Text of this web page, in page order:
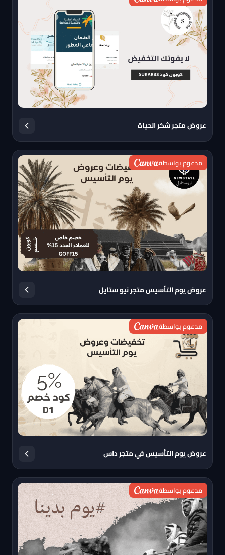
عروض متجر شكر الحياة
مدعوم بواسطة
عروض يوم التأسيس متجر نيو ستايل
مدعوم بواسطة
عروض يوم التأسيس في متجر داس
مدعوم بواسطة